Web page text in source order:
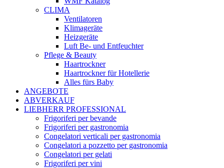
CLIMA
Ventilatoren
Klimageräte
Heizgeräte
Luft Be- und Entfeuchter
Pflege & Beauty
Haartrockner
Haartrockner für Hotellerie
Alles fürs Baby
ANGEBOTE
ABVERKAUF
LIEBHERR PROFESSIONAL
Frigoriferi per bevande
Frigoriferi per gastronomia
Congelatori verticali per gastronomia
Congelatori a pozzetto per gastronomia
Congelatori per gelati
Frigoriferi per vini